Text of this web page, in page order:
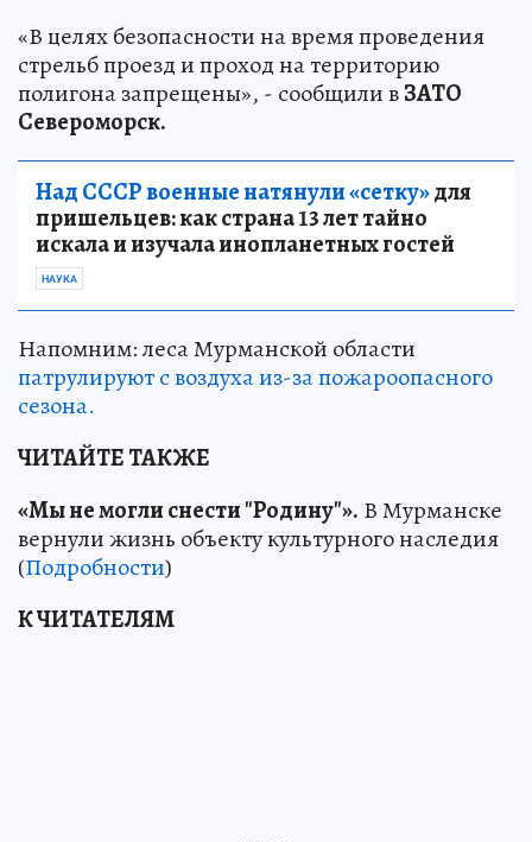
«В целях безопасности на время проведения
стрельб проезд и проход на территорию
полигона запрещены», - сообщили вЗАТО
Североморск.
Над СССР военные натянули «сетку»для
пришельцев: как страна 13 лет тайно
искала и изучала инопланетных гостей
НАУКА
Напомним: леса Мурманской области
патрулируют с воздуха из-за пожароопасного
сезона.
ЧИТАЙТЕ ТАКЖЕ
«Мы не могли снести "Родину"». В Мурманске
вернули жизнь объекту культурного наследия
(Подробности)
К ЧИТАТЕЛЯМ